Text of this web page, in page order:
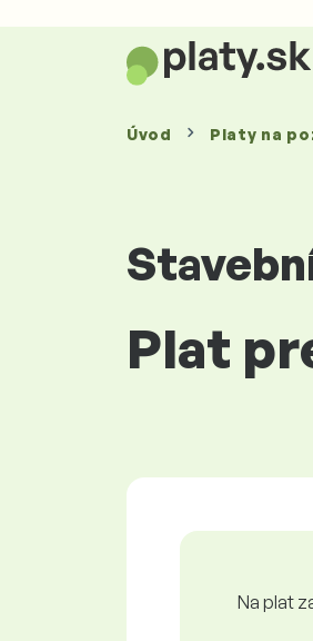
Úvod Platy na
Plat
Na plat